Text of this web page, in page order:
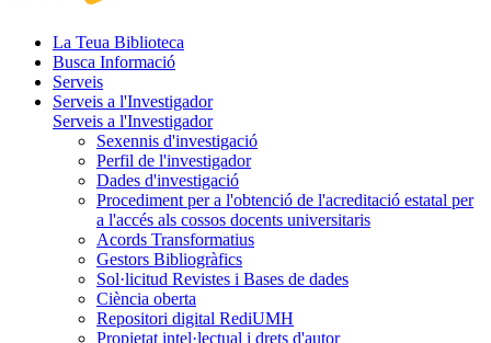
La Teua Biblioteca
Busca Informació
Serveis
Serveis a l'Investigador
Serveis a l'Investigador
Sexennis d'investigació
Perfil de l'investigador
Dades d'investigació
Procediment per a l'obtenció de l'acreditació estatal per
a l'accés als cossos docents universitaris
Acords Transformatius
Gestors Bibliogràfics
Sol·licitud Revistes i Bases de dades
Ciència oberta
Repositori digital RediUMH
Propietat intel·lectual i drets d'autor